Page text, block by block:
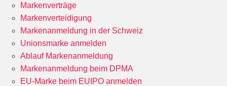
Markenverträge
Markenverteidigung
Markenanmeldung in der Schweiz
Unionsmarke anmelden
Ablauf Markenanmeldung
Markenanmeldung beim DPMA
EU-Marke beim EUIPO anmelden